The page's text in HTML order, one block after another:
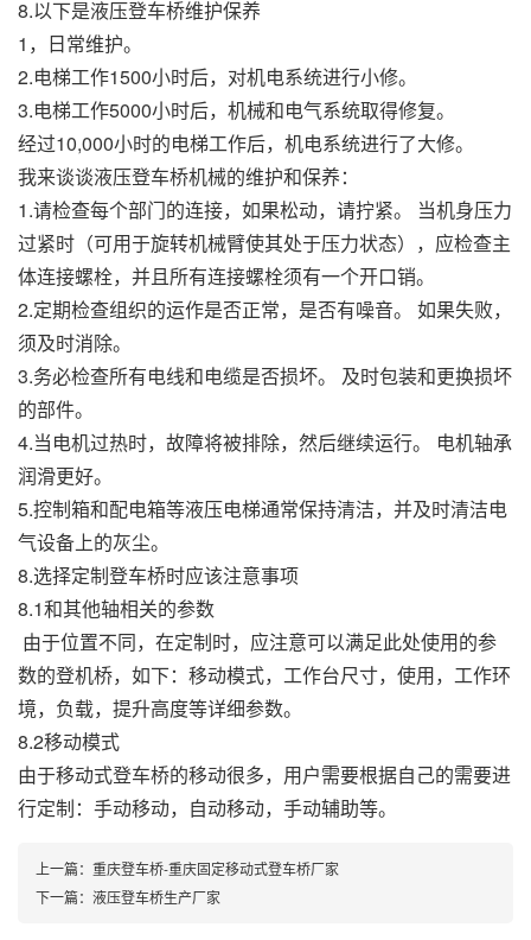
8.以下是液压登车桥维护保养
1，日常维护。
2.电梯工作1500小时后，对机电系统进行小修。
3.电梯工作5000小时后，机械和电气系统取得修复。
经过10,000小时的电梯工作后，机电系统进行了大修。
我来谈谈液压登车桥机械的维护和保养：
1.请检查每个部门的连接，如果松动，请拧紧。 当机身压力
过紧时（可用于旋转机械臂使其处于压力状态），应检查主
体连接螺栓，并且所有连接螺栓须有一个开口销。
2.定期检查组织的运作是否正常，是否有噪音。 如果失败，
须及时消除。
3.务必检查所有电线和电缆是否损坏。 及时包装和更换损坏
的部件。
4.当电机过热时，故障将被排除，然后继续运行。 电机轴承
润滑更好。
5.控制箱和配电箱等液压电梯通常保持清洁，并及时清洁电
气设备上的灰尘。
8.选择定制登车桥时应该注意事项
8.1和其他轴相关的参数
由于位置不同，在定制时，应注意可以满足此处使用的参
数的登机桥，如下：移动模式，工作台尺寸，使用，工作环
境，负载，提升高度等详细参数。
8.2移动模式
由于移动式登车桥的移动很多，用户需要根据自己的需要进
行定制：手动移动，自动移动，手动辅助等。
上一篇： 重庆登车桥-重庆固定移动式登车桥厂家
下一篇： 液压登车桥生产厂家